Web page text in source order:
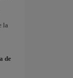
la
de